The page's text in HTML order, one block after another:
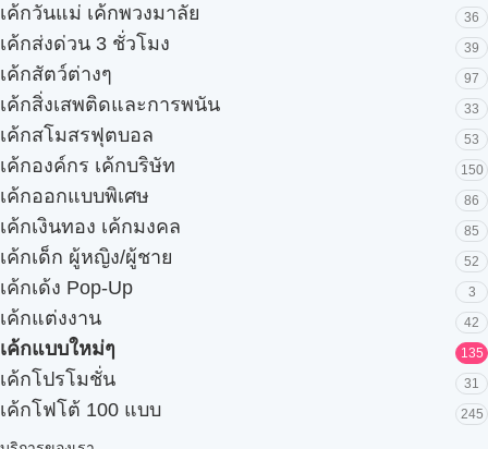
เค้กวันแม่ เค้กพวงมาลัย 36
เค้กส่งด่วน 3 ชั่วโมง 39
เค้กสัตว์ต่างๆ 97
เค้กสิ่งเสพติดและการพนัน 33
เค้กสโมสรฟุตบอล 53
เค้กองค์กร เค้กบริษัท 150
เค้กออกแบบพิเศษ 86
เค้กเงินทอง เค้กมงคล 85
เค้กเด็ก ผู้หญิง/ผู้ชาย 52
เค้กเด้ง Pop-Up 3
เค้กแต่งงาน 42
เค้กแบบใหม่ๆ 135
เค้กโปรโมชั่น 31
เค้กโฟโต้ 100 แบบ 245